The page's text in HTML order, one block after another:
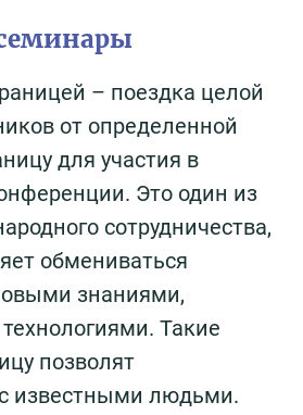
– поездка целой
от определенной
для участия в
Это один из
сотрудничества,
обмениваться
знаниями,
Такие
позволят
известными людьми.